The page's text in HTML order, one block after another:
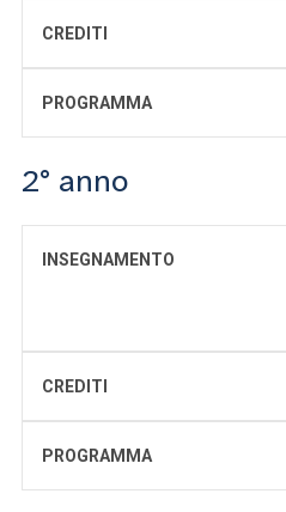
CREDITI
PROGRAMMA
2° anno
INSEGNAMENTO
CREDITI
PROGRAMMA